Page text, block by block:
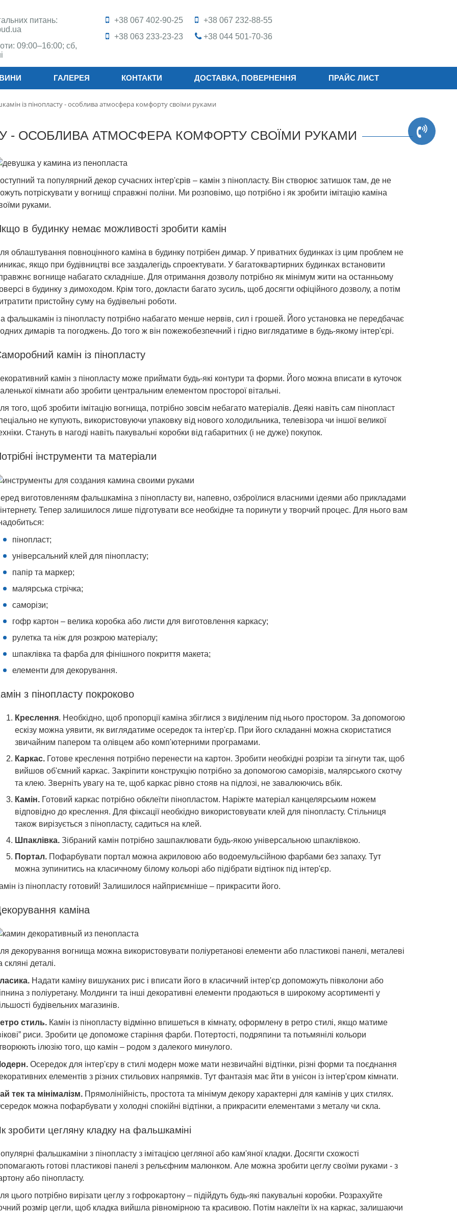
питань:
09:00–16:00; сб,
+38 067 402-90-25
+38 067 232-88-55
+38 063 233-23-23
+38 044 501-70-36
ГАЛЕРЕЯ КОНТАКТИ ДОСТАВКА, ПОВЕРНЕННЯ ПРАЙС ЛИСТ
із пінопласту - особлива атмосфера комфорту своїми руками
- ОСОБЛИВА АТМОСФЕРА КОМФОРТУ СВОЇМИ РУКАМИ
та популярний декор сучасних інтер'єрів – камін з пінопласту. Він створює затишок там, де не
потріскувати у вогнищі справжні поліни. Ми розповімо, що потрібно і як зробити імітацію каміна
руками.
в будинку немає можливості зробити камін
облаштування повноцінного каміна в будинку потрібен димар. У приватних будинках із цим проблем не
якщо при будівництві все заздалегідь спроектувати. У багатоквартирних будинках встановити
вогнище набагато складніше. Для отримання дозволу потрібно як мінімум жити на останньому
в будинку з димоходом. Крім того, докласти багато зусиль, щоб досягти офіційного дозволу, а потім
пристойну суму на будівельні роботи.
фальшкамін із пінопласту потрібно набагато менше нервів, сил і грошей. Його установка не передбачає
димарів та погоджень. До того ж він пожежобезпечний і гідно виглядатиме в будь-якому інтер'єрі.
камін із пінопласту
камін з пінопласту може приймати будь-які контури та форми. Його можна вписати в куточок
кімнати або зробити центральним елементом просторої вітальні.
того, щоб зробити імітацію вогнища, потрібно зовсім небагато матеріалів. Деякі навіть сам пінопласт
не купують, використовуючи упаковку від нового холодильника, телевізора чи іншої великої
Стануть в нагоді навіть пакувальні коробки від габаритних (і не дуже) покупок.
інструменти та матеріали
виготовленням фальшкаміна з пінопласту ви, напевно, озброїлися власними ідеями або прикладами
Тепер залишилося лише підготувати все необхідне та поринути у творчий процес. Для нього вам
пінопласт;
універсальний клей для пінопласту;
папір та маркер;
малярська стрічка;
саморізи;
гофр картон – велика коробка або листи для виготовлення каркасу;
рулетка та ніж для розкрою матеріалу;
шпаклівка та фарба для фінішного покриття макета;
елементи для декорування.
з пінопласту покроково
Креслення. Необхідно, щоб пропорції каміна збіглися з виділеним під нього простором. За допомогою
ескізу можна уявити, як виглядатиме осередок та інтер'єр. При його складанні можна скористатися
звичайним папером та олівцем або комп'ютерними програмами.
Каркас. Готове креслення потрібно перенести на картон. Зробити необхідні розрізи та зігнути так, щоб
вийшов об'ємний каркас. Закріпити конструкцію потрібно за допомогою саморізів, малярського скотчу
та клею. Зверніть увагу на те, щоб каркас рівно стояв на підлозі, не завалюючись вбік.
Камін. Готовий каркас потрібно обклеїти пінопластом. Наріжте матеріал канцелярським ножем
відповідно до креслення. Для фіксації необхідно використовувати клей для пінопласту. Стільниця
також вирізується з пінопласту, садиться на клей.
Шпаклівка. Зібраний камін потрібно зашпаклювати будь-якою універсальною шпаклівкою.
Портал. Пофарбувати портал можна акриловою або водоемульсійною фарбами без запаху. Тут
можна зупинитись на класичному білому кольорі або підібрати відтінок під інтер'єр.
із пінопласту готовий! Залишилося найприємніше – прикрасити його.
каміна
декорування вогнища можна використовувати поліуретанові елементи або пластикові панелі, металеві
скляні деталі.
Надати каміну вишуканих рис і вписати його в класичний інтер'єр допоможуть півколони або
з поліуретану. Молдинги та інші декоративні елементи продаються в широкому асортименті у
будівельних магазинів.
стиль. Камін із пінопласту відмінно впишеться в кімнату, оформлену в ретро стилі, якщо матиме
риси. Зробити це допоможе старіння фарби. Потертості, подряпини та потьмянілі кольори
ілюзію того, що камін – родом з далекого минулого.
Осередок для інтер'єру в стилі модерн може мати незвичайні відтінки, різні форми та поєднання
елементів з різних стильових напрямків. Тут фантазія має йти в унісон із інтер'єром кімнати.
тек та мінімалізм. Прямолінійність, простота та мінімум декору характерні для камінів у цих стилях.
можна пофарбувати у холодні спокійні відтінки, а прикрасити елементами з металу чи скла.
зробити цегляну кладку на фальшкаміні
фальшкаміни з пінопласту з імітацією цегляної або кам'яної кладки. Досягти схожості
готові пластикові панелі з рельєфним малюнком. Але можна зробити цеглу своїми руками - з
або пінопласту.
цього потрібно вирізати цеглу з гофрокартону – підійдуть будь-які пакувальні коробки. Розрахуйте
розмір цегли, щоб кладка вийшла рівномірною та красивою. Потім наклеїти їх на каркас, залишаючи